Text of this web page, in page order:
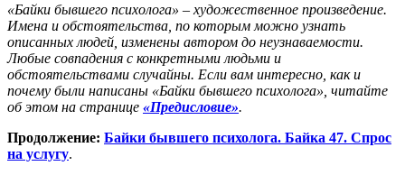
«Байки бывшего психолога» – художественное произведение.
Имена и обстоятельства, по которым можно узнать
описанных людей, изменены автором до неузнаваемости.
Любые совпадения с конкретными людьми и
обстоятельствами случайны. Если вам интересно, как и
почему были написаны «Байки бывшего психолога», читайте
об этом на странице «Предисловие».
Продолжение: Байки бывшего психолога. Байка 47. Спрос
на услугу.